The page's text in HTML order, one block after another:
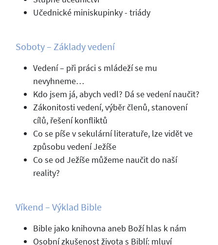
Učednické miniskupinky - triády
Soboty – Základy vedení
Vedení – při práci s mládeží se mu
nevyhneme…
Kdo jsem já, abych vedl? Dá se vedení naučit?
Zákonitosti vedení, výběr členů, stanovení
cílů, řešení konfliktů
Co se píše v sekulární literatuře, lze vidět ve
způsobu vedení Ježíše
Co se od Ježíše můžeme naučit do naší
reality?
Víkend – Výklad Bible
Bible jako knihovna aneb Boží hlas k nám
Osobní zkušenost života s Biblí: mluví